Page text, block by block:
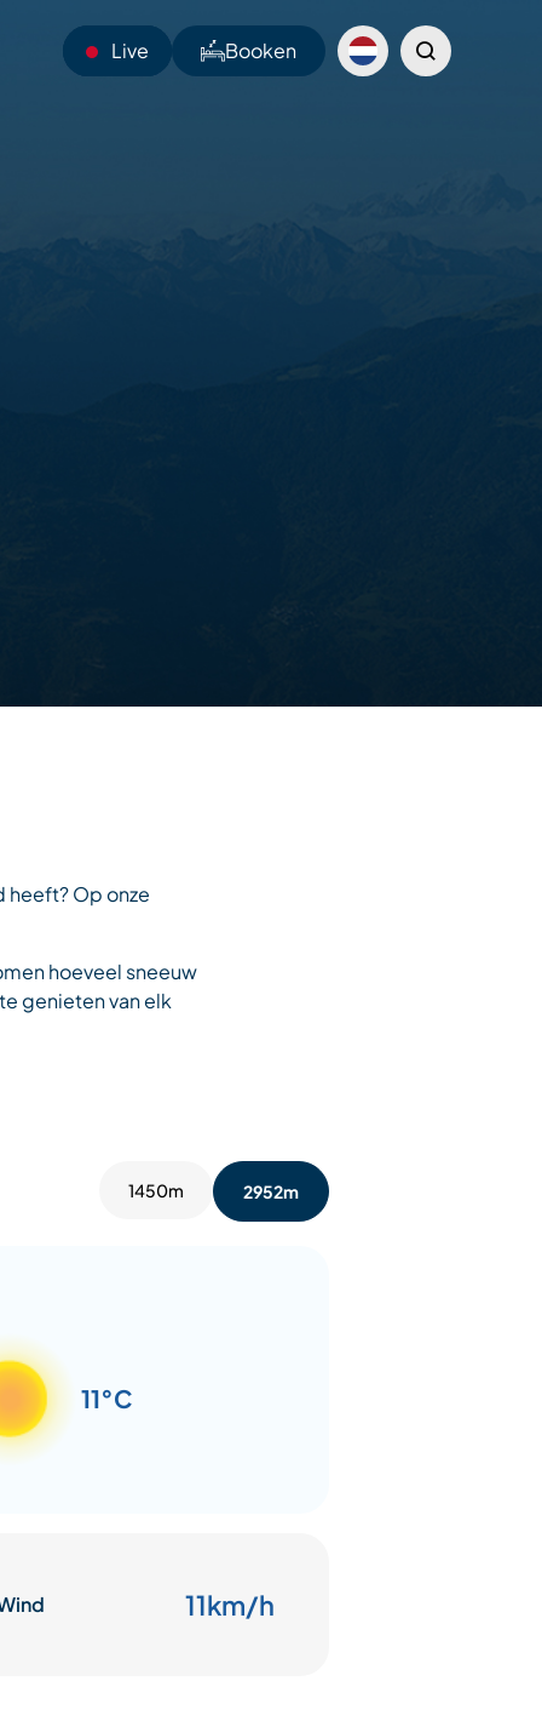
Live Booken
heeft? Op onze
hoeveel sneeuw
genieten van elk
1450m 2952m
11°C
11km/h